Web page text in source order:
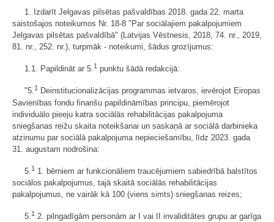
1. Izdarīt Jelgavas pilsētas pašvaldības 2018. gada 22. marta
saistošajos noteikumos Nr. 18-8 "Par sociālajiem pakalpojumiem
Jelgavas pilsētas pašvaldībā" (Latvijas Vēstnesis, 2018, 74. nr., 2019,
81. nr., 252. nr.), turpmāk - noteikumi, šādus grozījumus:
1.1. Papildināt ar 5.1 punktu šādā redakcijā:
"5.1
Deinstitucionalizācijas programmas ietvaros, ievērojot Eiropas
Savienības fondu finanšu papildināmības principu, piemērojot
individuālo pieeju katra sociālās rehabilitācijas pakalpojuma
sniegšanas reižu skaita noteikšanai un saskaņā ar sociālā darbinieka
atzinumu par sociālā pakalpojuma nepieciešamību, līdz 2023. gada
31. augustam nodrošina:
5. 1 1. bērniem ar funkcionāliem traucējumiem sabiedrībā balstītos
sociālos pakalpojumus, tajā skaitā sociālās rehabilitācijas
pakalpojumus, ne vairāk kā 100 (viens simts) sniegšanas reizes;
5.1 2. pilngadīgām personām ar I vai II invaliditātes grupu ar garīga